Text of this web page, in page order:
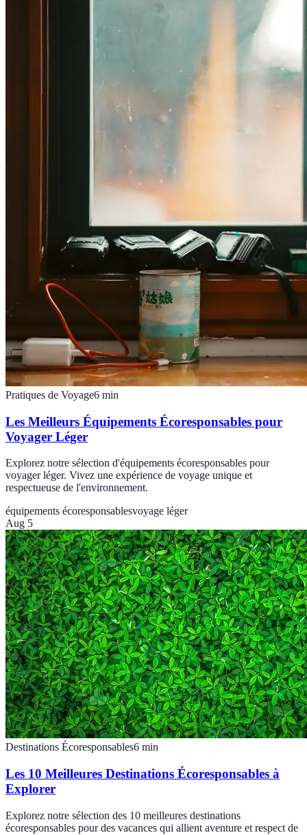
Pratiques de Voyage6 min
Les Meilleurs Équipements Écoresponsables pour
Voyager Léger
Explorez notre sélection d'équipements écoresponsables pour
voyager léger. Vivez une expérience de voyage unique et
respectueuse de l'environnement.
équipements écoresponsablesvoyage léger
Aug 5
Destinations Écoresponsables6 min
Les 10 Meilleures Destinations Écoresponsables à
Explorer
Explorez notre sélection des 10 meilleures destinations
écoresponsables pour des vacances qui allient aventure et respect de